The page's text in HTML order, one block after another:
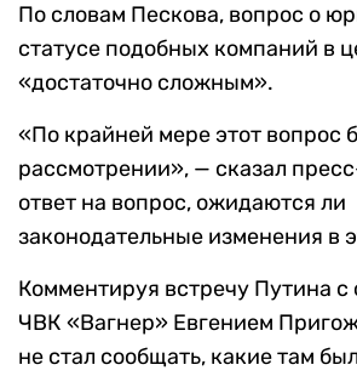
По словам Пескова, вопрос о
статусе подобных компаний в
«достаточно сложным».
«По крайней мере этот вопрос
рассмотрении», — сказал
ответ на вопрос, ожидаются ли
законодательные изменения в
Комментируя встречу Путина с
ЧВК «Вагнер» Евгением
не стал сообщать, какие там